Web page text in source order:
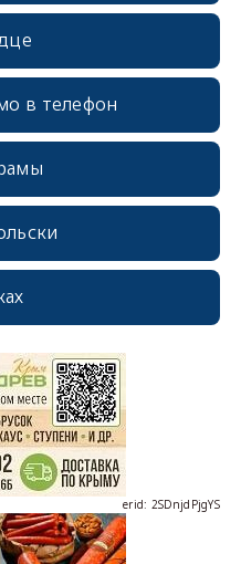
в телефон
erid: 2SDnjcrDNw6
erid: 2SDnjdPjgYS